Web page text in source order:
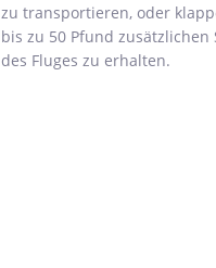
zu transportieren, oder
bis zu 50 Pfund
des Fluges zu erhalten.